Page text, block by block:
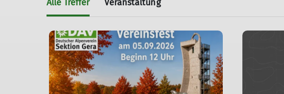
Alle Treffer Veranstaltung